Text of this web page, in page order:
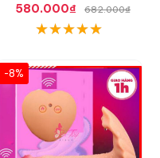
580.000₫
682.000₫
-8%